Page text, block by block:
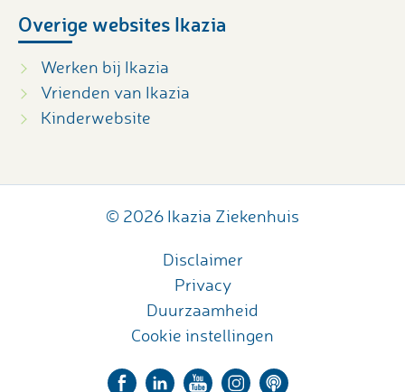
Overige websites Ikazia
Werken bij Ikazia
Vrienden van Ikazia
Kinderwebsite
© 2026 Ikazia Ziekenhuis
Disclaimer
Privacy
Duurzaamheid
Cookie instellingen